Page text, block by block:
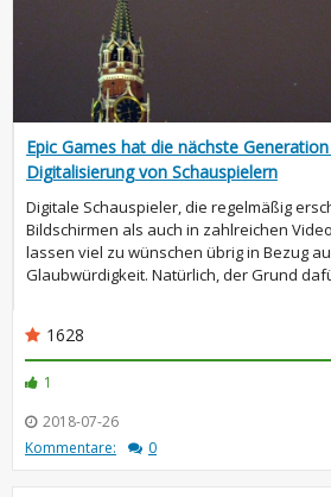
Epic Games hat die nächste
Digitalisierung von Schauspielern
Digitale Schauspieler, die regelmäßig
Bildschirmen als auch in zahlreichen
lassen viel zu wünschen übrig in Bezug
Glaubwürdigkeit. Natürlich, der Grund
1628
1
2018-07-26
Kommentare:
0